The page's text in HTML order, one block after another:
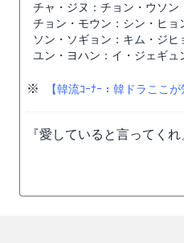
チャ・ジヌ：チョン・ウソン
チョン・モウン：シン・ヒョ
ソン・ソギョン：キム・ジヒ
ユン・ヨハン：イ・ジェギュ
※ 【韓流ｺｰﾅｰ：韓ドラここが
『愛していると言ってく